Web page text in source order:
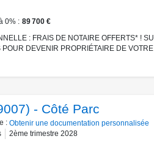
0%
89 700 €
: FRAIS DE NOTAIRE OFFERTS* !
DEVENIR PROPRIÉTAIRE DE VOTRE
- Côté Parc
: Obtenir une documentation personnalisée
2ème trimestre 2028